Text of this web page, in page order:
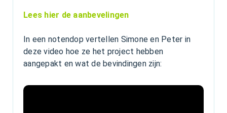
Lees hier de aanbevelingen
In een notendop vertellen Simone en Peter in
deze video hoe ze het project hebben
aangepakt en wat de bevindingen zijn: